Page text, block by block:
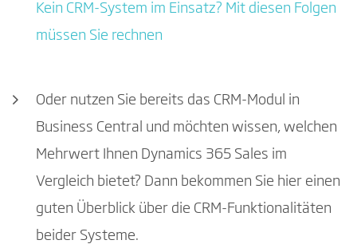
Kein CRM-System im Einsatz? Mit diesen Folgen
müssen Sie rechnen
Oder nutzen Sie bereits das CRM-Modul in
Business Central und möchten wissen, welchen
Mehrwert Ihnen Dynamics 365 Sales im
Vergleich bietet? Dann bekommen Sie hier einen
guten Überblick über die CRM-Funktionalitäten
beider Systeme.